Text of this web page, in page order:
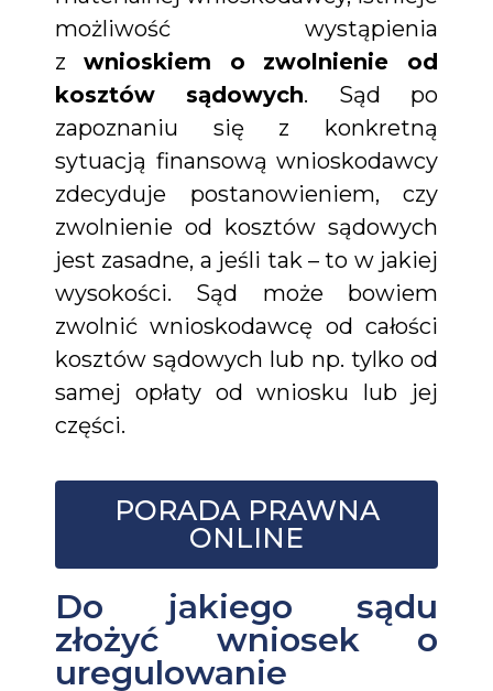
możliwość wystąpienia
z wnioskiem o zwolnienie od
kosztów sądowych. Sąd po
zapoznaniu się z konkretną
sytuacją finansową wnioskodawcy
zdecyduje postanowieniem, czy
zwolnienie od kosztów sądowych
jest zasadne, a jeśli tak – to w jakiej
wysokości. Sąd może bowiem
zwolnić wnioskodawcę od całości
kosztów sądowych lub np. tylko od
samej opłaty od wniosku lub jej
części.
PORADA PRAWNA
ONLINE
Do jakiego sądu
złożyć wniosek o
uregulowanie